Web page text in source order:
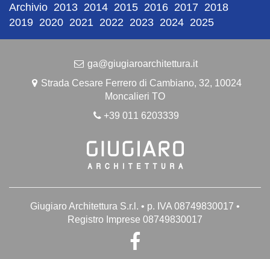
Archivio 2013 2014 2015 2016 2017 2018
2019 2020 2021 2022 2023 2024 2025
ga@giugiaroarchitettura.it
Strada Cesare Ferrero di Cambiano, 32, 10024
Moncalieri TO
+39 011 6203339
Giugiaro Architettura S.r.l. • p. IVA 08749830017 •
Registro Imprese 08749830017